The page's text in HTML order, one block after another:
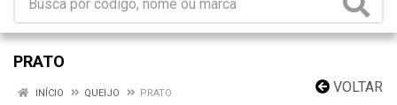
PRATO
VOLTAR
INÍCIO QUEIJO PRATO